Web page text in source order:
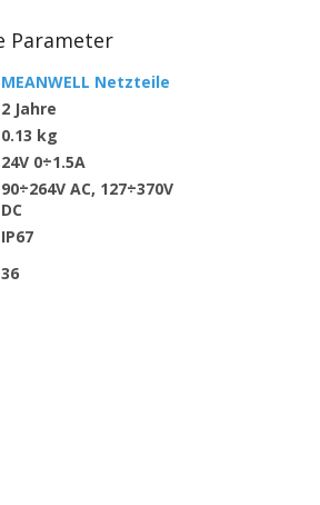
Parameter
MEANWELL Netzteile
2 Jahre
0.13 kg
24V 0÷1.5A
90÷264V AC, 127÷370V
DC
IP67
36